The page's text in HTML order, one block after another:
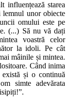
influențează starea
unor obiecte
omului este pe
(...) Să nu vă dați
voastră celor
la idoli. Pe cât
mâinile și mintea.
Când inima
și o continuă
simte adevărata